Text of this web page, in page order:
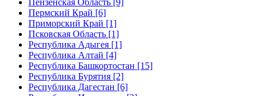
Пензенская Область [9]
Пермский Край [6]
Приморский Край [1]
Псковская Область [1]
Республика Адыгея [1]
Республика Алтай [4]
Республика Башкортостан [15]
Республика Бурятия [2]
Республика Дагестан [6]